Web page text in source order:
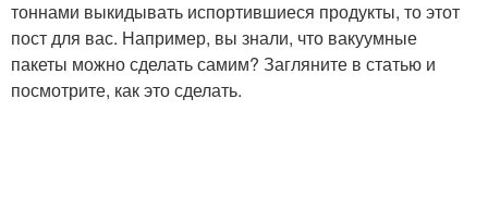
тоннами выкидывать испортившиеся продукты, то этот
пост для вас. Например, вы знали, что вакуумные
пакеты можно сделать самим? Загляните в статью и
посмотрите, как это сделать.